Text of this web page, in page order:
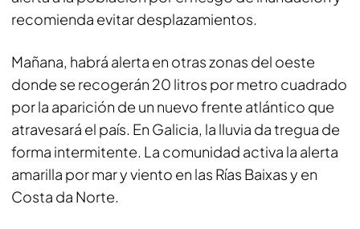
recomienda evitar desplazamientos.
Mañana, habrá alerta en otras zonas del oeste
donde se recogerán 20 litros por metro cuadrado
por la aparición de un nuevo frente atlántico que
atravesará el país. En Galicia, la lluvia da tregua de
forma intermitente. La comunidad activa la alerta
amarilla por mar y viento en las Rías Baixas y en
Costa da Norte.